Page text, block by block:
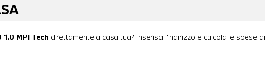
1.0 MPI Tech direttamente a casa tua? Inserisci l'indirizzo e calcola le spese di